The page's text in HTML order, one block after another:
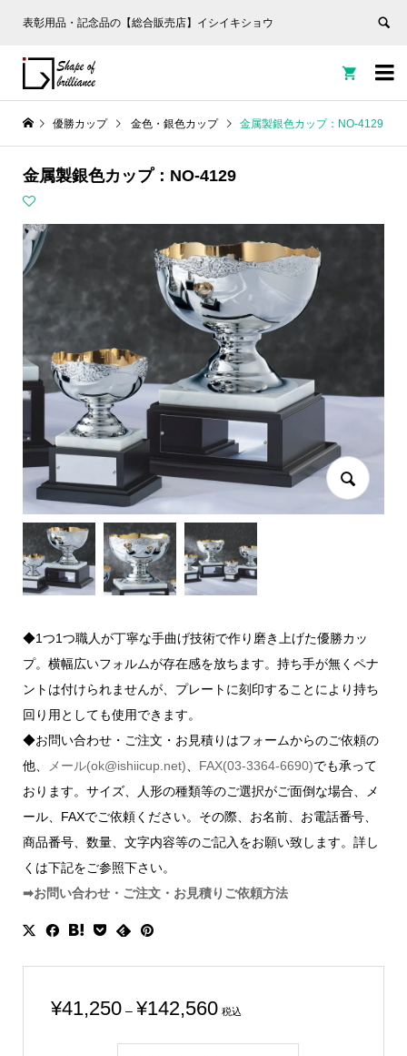
表彰用品・記念品の【総合販売店】イシイキショウ


優勝カップ 金色・銀色カップ 金属製銀色カップ：NO-4129
金属製銀色カップ：NO-4129
◆1つ1つ職人が丁寧な手曲げ技術で作り磨き上げた優勝カッ
プ。横幅広いフォルムが存在感を放ちます。持ち手が無くペナ
ントは付けられませんが、プレートに刻印することにより持ち
回り用としても使用できます。
◆お問い合わせ・ご注文・お見積りはフォームからのご依頼の
他、
メール(ok@ishiicup.net) FAX(03-3364-6690)でも承って
おります。サイズ、人形の種類等のご選択がご面倒な場合、メ
ール、FAXでご依頼ください。その際、お名前、お電話番号、
商品番号、数量、文字内容等のご記入をお願い致します。詳し
くは下記をご参照下さい。
➡お問い合わせ・ご注文・お見積りご依頼方法
¥41,250 – ¥142,560価
税込